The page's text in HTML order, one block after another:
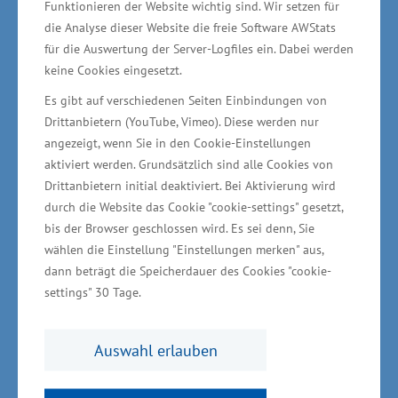
Funktionieren der Website wichtig sind. Wir setzen für
die Analyse dieser Website die freie Software AWStats
für die Auswertung der Server-Logfiles ein. Dabei werden
keine Cookies eingesetzt.
Es gibt auf verschiedenen Seiten Einbindungen von
Drittanbietern (YouTube, Vimeo). Diese werden nur
angezeigt, wenn Sie in den Cookie-Einstellungen
aktiviert werden. Grundsätzlich sind alle Cookies von
Drittanbietern initial deaktiviert. Bei Aktivierung wird
durch die Website das Cookie "cookie-settings" gesetzt,
bis der Browser geschlossen wird. Es sei denn, Sie
wählen die Einstellung "Einstellungen merken" aus,
dann beträgt die Speicherdauer des Cookies "cookie-
settings" 30 Tage.
Auswahl erlauben
„Es gibt vielfältige Einsatzmöglichkeiten für
dieses System. Neben Krankenhäusern und
Pflegeeinrichtungen bietet es auch Potential in
hygienisch sensiblen Bereichen wie der
Lebensmittel- und Pharmaindustrie. Davon
profitieren dann weitere Firmen im
Gesundheitsland Mecklenburg-Vorpommern“,
sagte Glawe.
Copendia GmbH & Co KG Rostock
Trainingszentrums für extrakorporale Therapien